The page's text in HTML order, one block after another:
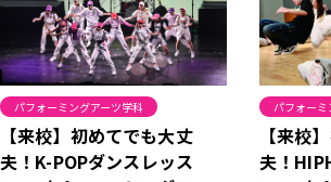
パフォーミングアーツ学科
【来校】初めてでも大丈
夫！K-POPダンスレッス
パフォー
【来校
夫！